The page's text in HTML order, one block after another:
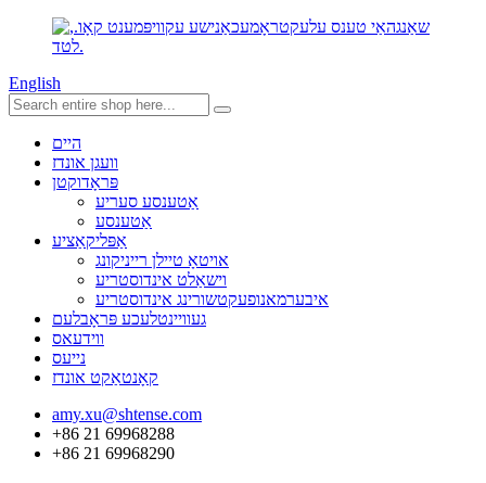
English
היים
וועגן אונדז
פּראָדוקטן
אַטענסע סעריע
אַטענסע
אַפּליקאַציע
אויטאָ טיילן רייניקונג
וישאַלט אינדוסטריע
איבערמאנופעקטשורינג אינדוסטריע
געוויינטלעכע פּראָבלעם
ווידעאס
נייעס
קאָנטאַקט אונדז
amy.xu@shtense.com
+86 21 69968288
+86 21 69968290